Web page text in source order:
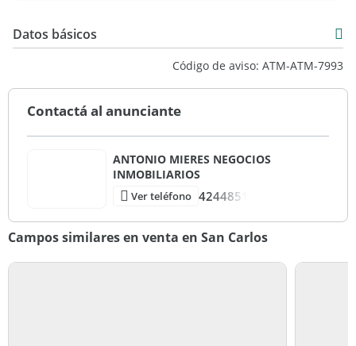
Datos básicos
Código de aviso: ATM-ATM-7993
Contactá al anunciante
ANTONIO MIERES NEGOCIOS
INMOBILIARIOS
Ver teléfono 4244851
Campos similares en venta en San Carlos